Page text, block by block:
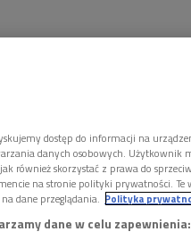
dostęp do informacji na
danych osobowych. Użytkownik
również skorzystać z prawa do
na stronie polityki prywatności. Te
dane przeglądania. Polityka
dane w celu zapewnienia: